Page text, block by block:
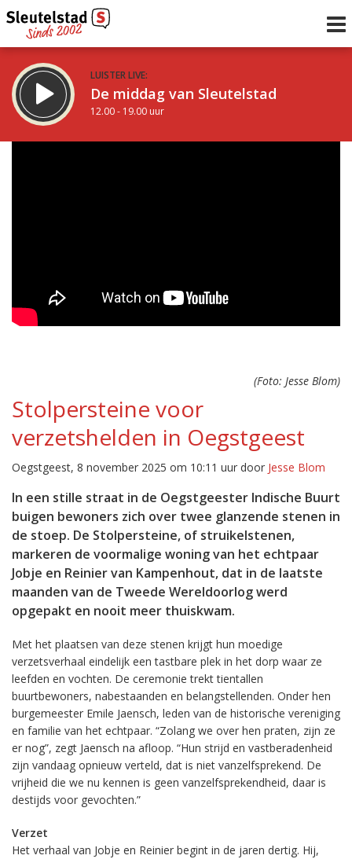
LUISTER LIVE:
De middag van Sleutelstad
12.00 - 19.00 uur
(Foto: Jesse Blom)
Stolpersteine voor
verzetshelden in Oegstgeest
Oegstgeest, 8 november 2025 om 10:11 uur door Jesse Blom
In een stille straat in de Oegstgeester Indische Buurt
buigen bewoners zich over twee glanzende stenen in
de stoep. De Stolpersteine, of struikelstenen,
markeren de voormalige woning van het echtpaar
Jobje en Reinier van Kampenhout, dat in de laatste
maanden van de Tweede Wereldoorlog werd
opgepakt en nooit meer thuiskwam.
Met het plaatsen van deze stenen krijgt hun moedige
verzetsverhaal eindelijk een tastbare plek in het dorp waar ze
leefden en vochten. De ceremonie trekt tientallen
buurtbewoners, nabestaanden en belangstellenden. Onder hen
burgemeester Emile Jaensch, leden van de historische vereniging
en familie van het echtpaar. “Zolang we over hen praten, zijn ze
er nog”, zegt Jaensch na afloop. “Hun strijd en vastberadenheid
zijn vandaag opnieuw verteld, dat is niet vanzelfsprekend. De
vrijheid die we nu kennen is geen vanzelfsprekendheid, daar is
destijds voor gevochten.”
Verzet
Het verhaal van Jobje en Reinier begint in de jaren dertig. Hij,